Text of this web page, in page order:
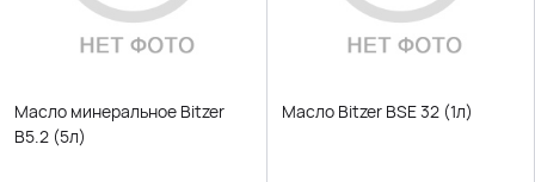
Масло минеральное Bitzer
В5.2 (5л)
Масло Bitzer BSЕ 32 (1л)